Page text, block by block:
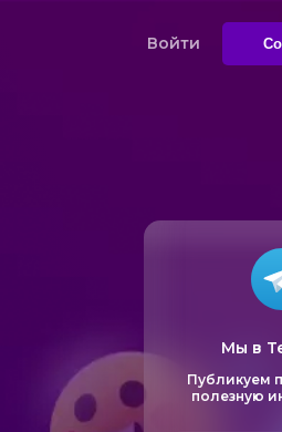
Войти
Мы в
Публикуем
полезную